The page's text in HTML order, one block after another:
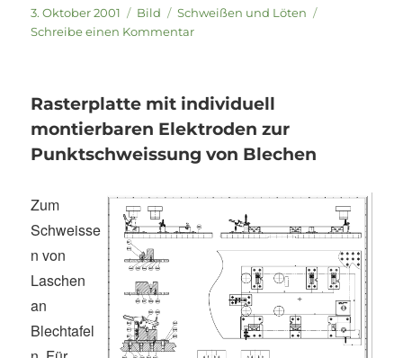
Veröffentlicht
am
3. Oktober 2001 Format
Bild Kategorien
Schweißen und Löten
Schreibe einen Kommentarzu
eine
Schweisszange
Rasterplatte mit individuell
montierbaren Elektroden zur
Punktschweissung von Blechen
Zum
Schweisse
n von
Laschen
an
Blechtafel